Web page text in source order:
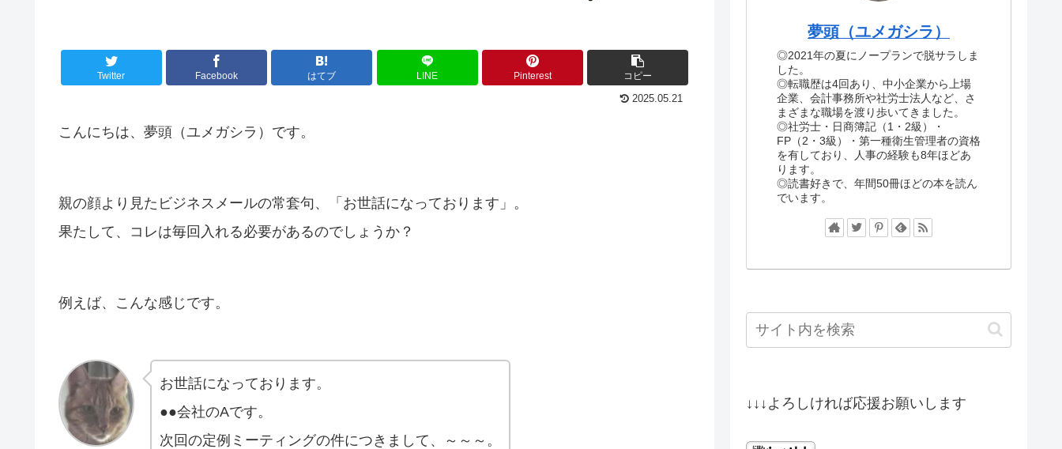
Twitter Facebook はてブ LINE Pinterest コピー
2025.05.21
こんにちは、夢頭（ユメガシラ）です。
親の顔より見たビジネスメールの常套句、「お世話になっております」。
果たして、コレは毎回入れる必要があるのでしょうか？
例えば、こんな感じです。
お世話になっております。
●●会社のAです。
次回の定例ミーティングの件につきまして、～～～。
夢頭（ユメガシラ）
◎2021年の夏にノープランで脱サラしま
した。
◎転職歴は4回あり、中小企業から上場
企業、会計事務所や社労士法人など、さ
まざまな職場を渡り歩いてきました。
◎社労士・日商簿記（1・2級）・
FP（2・3級）・第一種衛生管理者の資格
を有しており、人事の経験も8年ほどあ
ります。
◎読書好きで、年間50冊ほどの本を読ん
でいます。
↓↓↓よろしければ応援お願いします